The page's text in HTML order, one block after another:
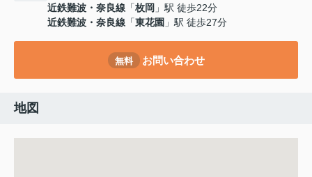
近鉄難波・奈良線 「枚岡 」駅 徒歩22分
近鉄難波・奈良線 「東花園 」駅 徒歩27分
無料 お問い合わせ
地図